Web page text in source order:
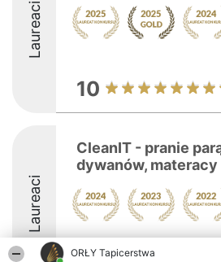
ORŁY Tapicerstwa
Laureaci
10
Laureaci
CleanIT - pranie
dywanów, materacy